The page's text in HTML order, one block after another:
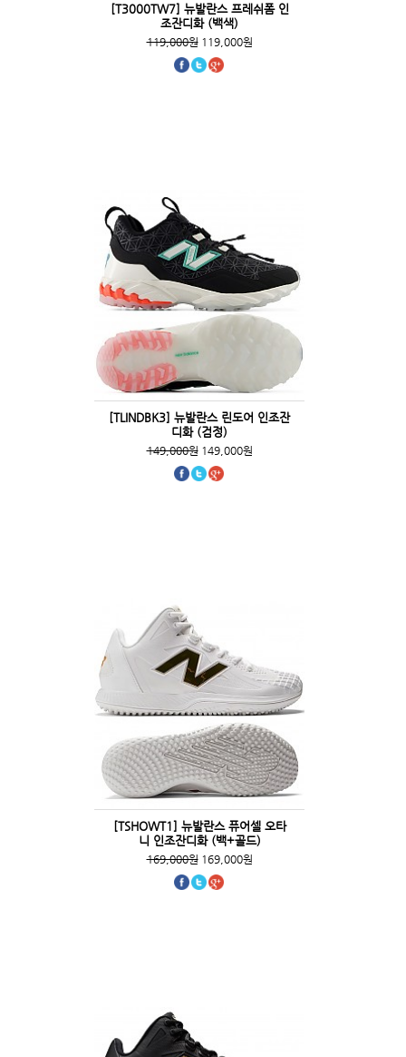
[T3000TW7] 뉴발란스 프레쉬폼 인
조잔디화 (백색)
119,000원119,000원
[TLINDBK3] 뉴발란스 린도어 인조잔
디화 (검정)
149,000원149,000원
[TSHOWT1] 뉴발란스 퓨어셀 오타
니 인조잔디화 (백+골드)
169,000원169,000원